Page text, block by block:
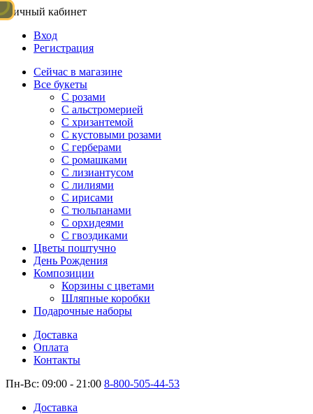
Личный кабинет
Вход
Регистрация
Сейчас в магазине
Все букеты
C розами
С альстромерией
С хризантемой
С кустовыми розами
С герберами
С ромашками
С лизиантусом
С лилиями
С ирисами
С тюльпанами
С орхидеями
С гвоздиками
Цветы поштучно
День Рождения
Композиции
Корзины с цветами
Шляпные коробки
Подарочные наборы
Доставка
Оплата
Контакты
Пн-Вс: 09:00 - 21:00 8-800-505-44-53
Доставка